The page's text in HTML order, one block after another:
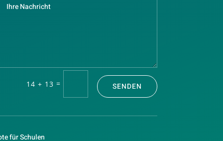
14 + 13 = SENDEN
für Schulen